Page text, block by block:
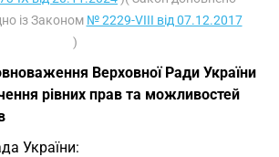
із Законом № 2229-VIII від 07.12.2017
)
Верховної Ради України
рівних прав та можливостей
України: